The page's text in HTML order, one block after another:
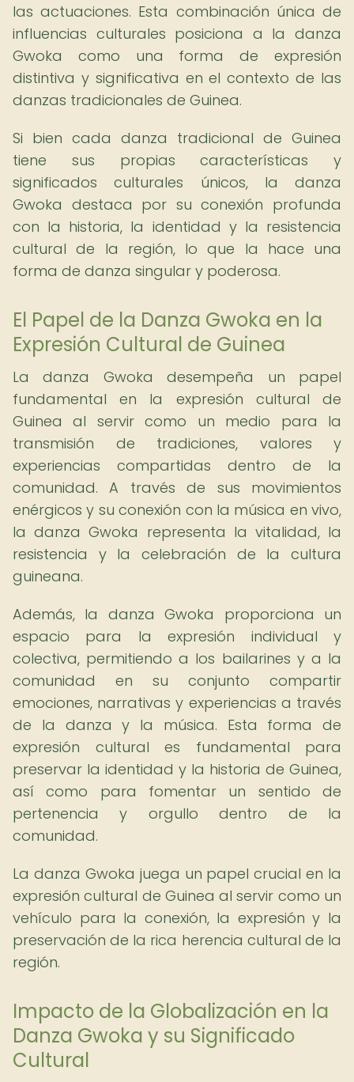
las actuaciones. Esta combinación única de
influencias culturales posiciona a la danza
Gwoka como una forma de expresión
distintiva y significativa en el contexto de las
danzas tradicionales de Guinea.
Si bien cada danza tradicional de Guinea
tiene sus propias características y
significados culturales únicos, la danza
Gwoka destaca por su conexión profunda
con la historia, la identidad y la resistencia
cultural de la región, lo que la hace una
forma de danza singular y poderosa.
El Papel de la Danza Gwoka en la
Expresión Cultural de Guinea
La danza Gwoka desempeña un papel
fundamental en la expresión cultural de
Guinea al servir como un medio para la
transmisión de tradiciones, valores y
experiencias compartidas dentro de la
comunidad. A través de sus movimientos
enérgicos y su conexión con la música en vivo,
la danza Gwoka representa la vitalidad, la
resistencia y la celebración de la cultura
guineana.
Además, la danza Gwoka proporciona un
espacio para la expresión individual y
colectiva, permitiendo a los bailarines y a la
comunidad en su conjunto compartir
emociones, narrativas y experiencias a través
de la danza y la música. Esta forma de
expresión cultural es fundamental para
preservar la identidad y la historia de Guinea,
así como para fomentar un sentido de
pertenencia y orgullo dentro de la
comunidad.
La danza Gwoka juega un papel crucial en la
expresión cultural de Guinea al servir como un
vehículo para la conexión, la expresión y la
preservación de la rica herencia cultural de la
región.
Impacto de la Globalización en la
Danza Gwoka y su Significado
Cultural